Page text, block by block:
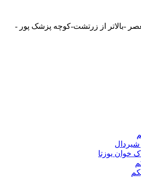
-بالاتر از زرتشت-کوچه پزشک پور -
شیردال
خوان یوزتا